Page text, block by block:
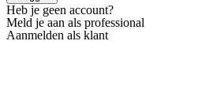
Heb je geen account?
Meld je aan als professional
Aanmelden als klant